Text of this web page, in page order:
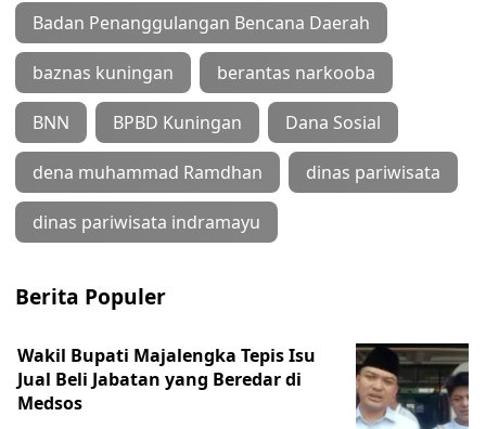
Badan Penanggulangan Bencana Daerah
baznas kuningan berantas narkooba
BNN BPBD Kuningan Dana Sosial
dena muhammad Ramdhan dinas pariwisata
dinas pariwisata indramayu
Berita Populer
Wakil Bupati Majalengka Tepis Isu
Jual Beli Jabatan yang Beredar di
Medsos